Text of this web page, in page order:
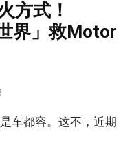
方式！
界」救Motor
车都容。这不，近期